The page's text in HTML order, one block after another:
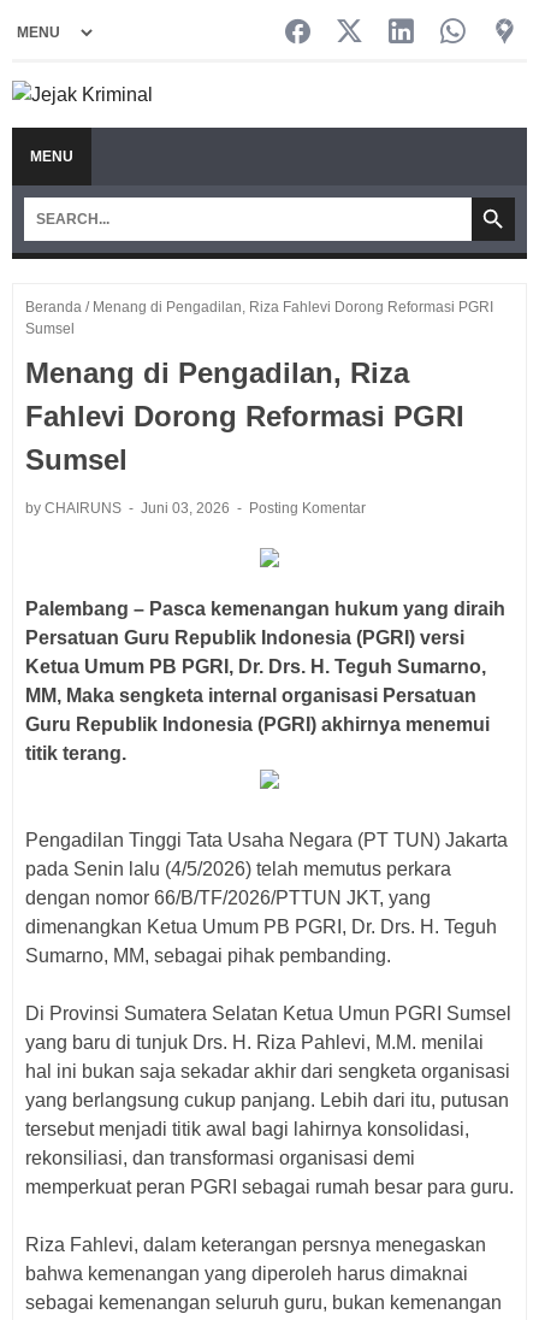
MENU
Beranda / Menang di Pengadilan, Riza Fahlevi Dorong Reformasi PGRI
Sumsel
Menang di Pengadilan, Riza
Fahlevi Dorong Reformasi PGRI
Sumsel
by CHAIRUNS Juni 03, 2026 Posting Komentar
Palembang – Pasca kemenangan hukum yang diraih
Persatuan Guru Republik Indonesia (PGRI) versi
Ketua Umum PB PGRI, Dr. Drs. H. Teguh Sumarno,
MM, Maka sengketa internal organisasi Persatuan
Guru Republik Indonesia (PGRI) akhirnya menemui
titik terang.
Pengadilan Tinggi Tata Usaha Negara (PT TUN) Jakarta
pada Senin lalu (4/5/2026) telah memutus perkara
dengan nomor 66/B/TF/2026/PTTUN JKT, yang
dimenangkan Ketua Umum PB PGRI, Dr. Drs. H. Teguh
Sumarno, MM, sebagai pihak pembanding.
Di Provinsi Sumatera Selatan Ketua Umun PGRI Sumsel
yang baru di tunjuk Drs. H. Riza Pahlevi, M.M. menilai
hal ini bukan saja sekadar akhir dari sengketa organisasi
yang berlangsung cukup panjang. Lebih dari itu, putusan
tersebut menjadi titik awal bagi lahirnya konsolidasi,
rekonsiliasi, dan transformasi organisasi demi
memperkuat peran PGRI sebagai rumah besar para guru.
Riza Fahlevi, dalam keterangan persnya menegaskan
bahwa kemenangan yang diperoleh harus dimaknai
sebagai kemenangan seluruh guru, bukan kemenangan